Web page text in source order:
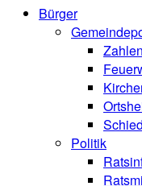
Bürger
Politik